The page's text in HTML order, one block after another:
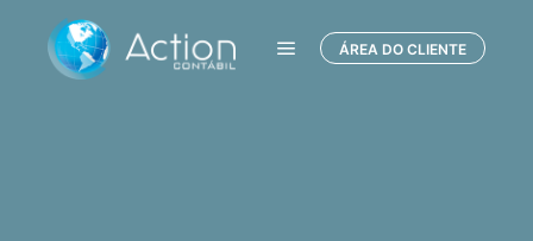
ÁREA DO CLIENTE